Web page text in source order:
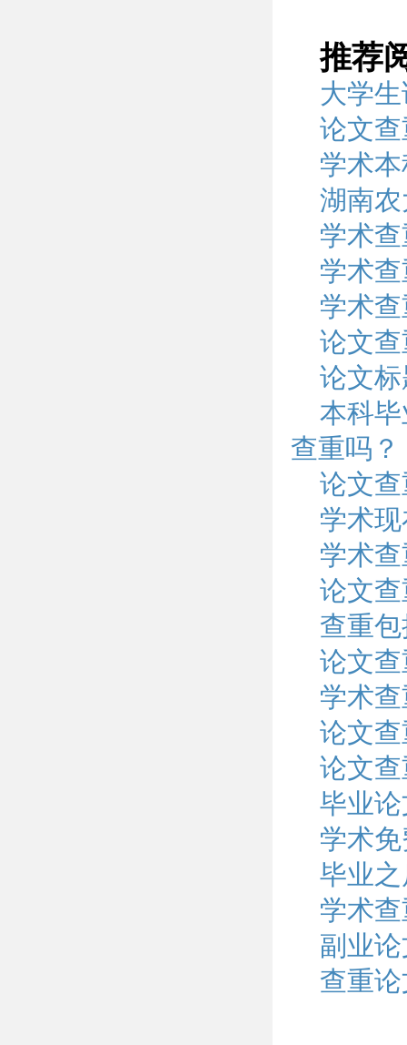
推荐
大学
论文
学术
湖南
学术
学术
学术
论文
论文
本科
查重吗？
论文
学术
学术
论文
查重
论文
学术
论文
论文
毕业
学术
毕业
学术
副业
查重